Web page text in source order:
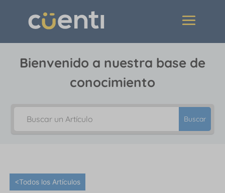
Bienvenido a nuestra base de
conocimiento
Buscar
<Todos los Artículos